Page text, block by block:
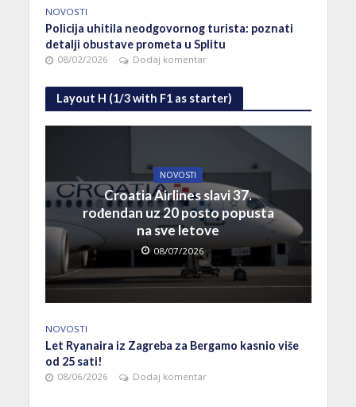
NOVOSTI
Policija uhitila neodgovornog turista: poznati
detalji obustave prometa u Splitu
08/02/2026 Dodaj komentar
Layout H (1/3 with F1 as starter)
NOVOSTI
Croatia Airlines slavi 37.
rođendan uz 20 posto popusta
na sve letove
08/07/2026
NOVOSTI
Let Ryanaira iz Zagreba za Bergamo kasnio više
od 25 sati!
08/06/2026 Dodaj komentar